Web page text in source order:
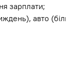
зарплати;
авто